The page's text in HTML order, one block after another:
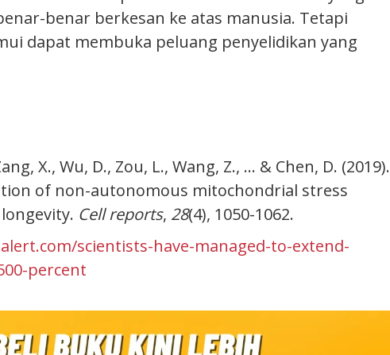
benar berkesan ke atas manusia. Tetapi
dapat membuka peluang penyelidikan yang
X., Wu, D., Zou, L., Wang, Z., … & Chen, D. (2019).
of non-autonomous mitochondrial stress
Cell reports, 28(4), 1050-1062.
scientists-have-managed-to-extend-
percent